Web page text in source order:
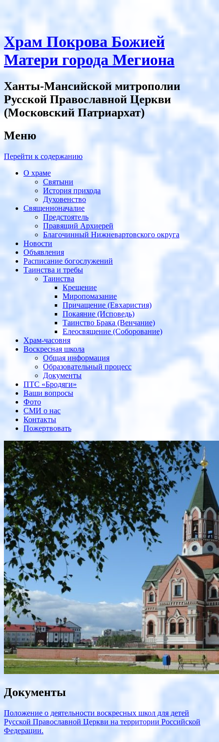
Храм Покрова Божией
Матери города Мегиона
Ханты-Мансийской митрополии
Русской Православной Церкви
(Московский Патриархат)
Меню
Перейти к содержанию
О храме
Святыни
История прихода
Духовенство
Священноначалие
Предстоятель
Правящий Архиерей
Благочинный Нижневартовского округа
Новости
Объявления
Расписание богослужений
Таинства и требы
Таинства
Крещение
Миропомазание
Причащение (Евхаристия)
Покаяние (Исповедь)
Таинство Брака (Венчание)
Елеосвящение (Соборование)
Храм-часовня
Воскресная школа
Общая информация
Образовательный процесс
Документы
ПТС «Бродяги»
Ваши вопросы
Фото
СМИ о нас
Контакты
Пожертвовать
Документы
Положение о деятельности воскресных школ для детей
Русской Православной Церкви на территории Российской
Федерации.